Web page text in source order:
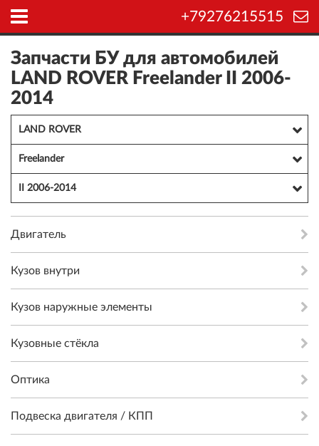
+79276215515
Запчасти БУ для автомобилей
LAND ROVER Freelander II 2006-
2014
LAND ROVER
Freelander
II 2006-2014
Двигатель
Кузов внутри
Кузов наружные элементы
Кузовные стёкла
Оптика
Подвеска двигателя / КПП